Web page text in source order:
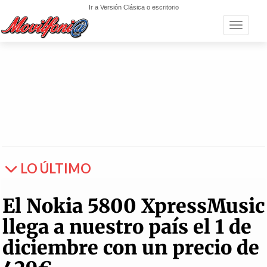
Ir a Versión Clásica o escritorio
Toggle
LO ÚLTIMO
El Nokia 5800 XpressMusic
llega a nuestro país el 1 de
diciembre con un precio de